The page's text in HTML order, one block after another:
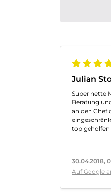
Julian
Super nette
Beratung
an den Chef
top geholfen
30.04.2018,
Auf Google